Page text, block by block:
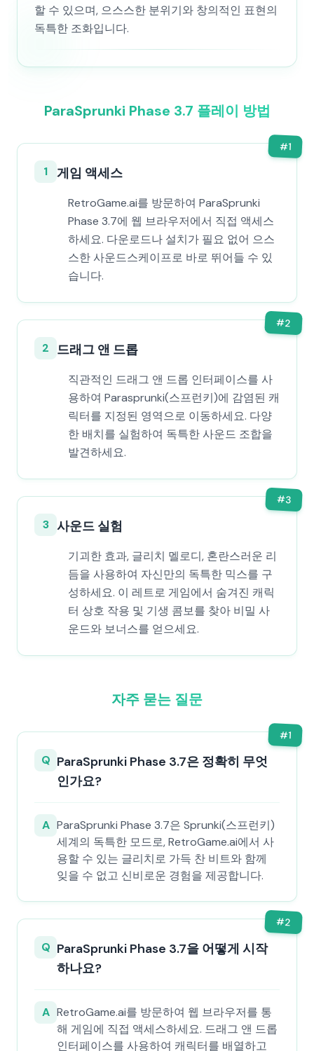
할 수 있으며, 으스스한 분위기와 창의적인 표현의
독특한 조화입니다.
ParaSprunki Phase 3.7 플레이 방법
#1
1 게임 액세스
RetroGame.ai를 방문하여 ParaSprunki
Phase 3.7에 웹 브라우저에서 직접 액세스
하세요. 다운로드나 설치가 필요 없어 으스
스한 사운드스케이프로 바로 뛰어들 수 있
습니다.
#2
2 드래그 앤 드롭
직관적인 드래그 앤 드롭 인터페이스를 사
용하여 Parasprunki(스프런키)에 감염된 캐
릭터를 지정된 영역으로 이동하세요. 다양
한 배치를 실험하여 독특한 사운드 조합을
발견하세요.
#3
3 사운드 실험
기괴한 효과, 글리치 멜로디, 혼란스러운 리
듬을 사용하여 자신만의 독특한 믹스를 구
성하세요. 이 레트로 게임에서 숨겨진 캐릭
터 상호 작용 및 기생 콤보를 찾아 비밀 사
운드와 보너스를 얻으세요.
자주 묻는 질문
#1
Q ParaSprunki Phase 3.7은 정확히 무엇
인가요?
A ParaSprunki Phase 3.7은 Sprunki(스프런키)
세계의 독특한 모드로, RetroGame.ai에서 사
용할 수 있는 글리치로 가득 찬 비트와 함께
잊을 수 없고 신비로운 경험을 제공합니다.
#2
Q ParaSprunki Phase 3.7을 어떻게 시작
하나요?
A RetroGame.ai를 방문하여 웹 브라우저를 통
해 게임에 직접 액세스하세요. 드래그 앤 드롭
인터페이스를 사용하여 캐릭터를 배열하고